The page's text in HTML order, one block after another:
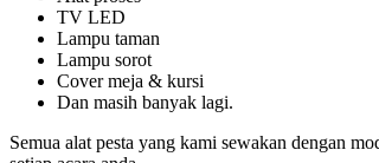
TV LED
Lampu taman
Lampu sorot
Cover meja & kursi
Dan masih banyak lagi.
Semua alat pesta yang kami sewakan dengan